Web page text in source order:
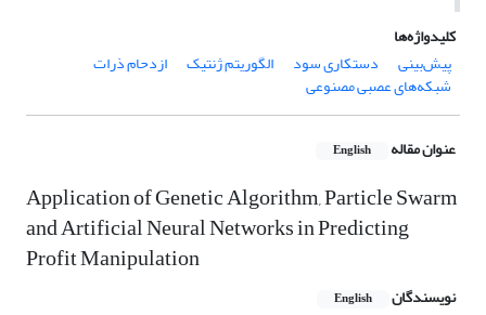
کلیدواژه‌ها
پیش‌بینی
دستکاری سود الگوریتم ژنتیک ازدحام ذرات
شبکه‌های عصبی مصنوعی
عنوان مقاله English
Application of Genetic Algorithm, Particle Swarm
and Artificial Neural Networks in Predicting
Profit Manipulation
نویسندگان English